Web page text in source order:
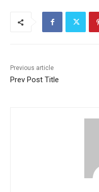
Previous article
Prev Post Title